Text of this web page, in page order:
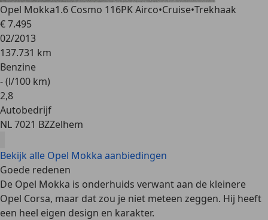
Opel Mokka1.6 Cosmo 116PK Airco•Cruise•Trekhaak
€ 7.495
02/2013
137.731 km
Benzine
- (l/100 km)
2,8
Autobedrijf
NL 7021 BZZelhem
Bekijk alle Opel Mokka aanbiedingen
Goede redenen
De Opel Mokka is onderhuids verwant aan de kleinere
Opel Corsa, maar dat zou je niet meteen zeggen. Hij heeft
een heel eigen design en karakter.